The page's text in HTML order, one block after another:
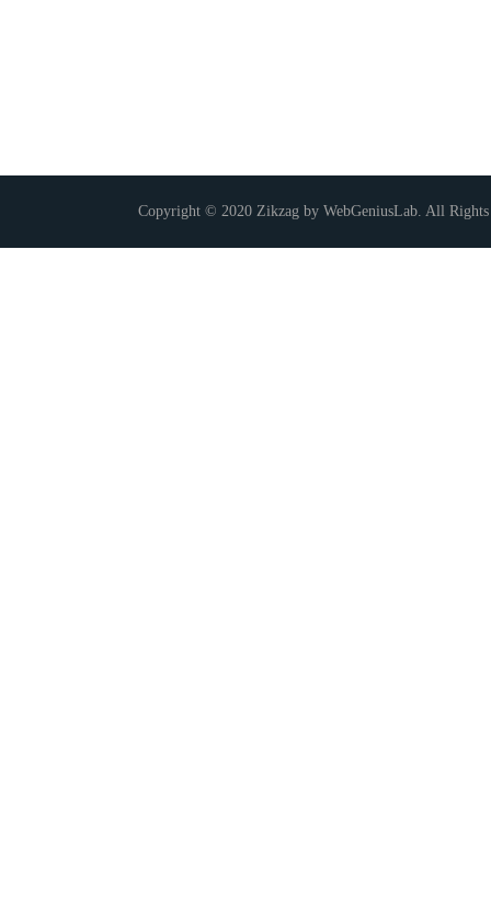
Copyright © 2020 Zikzag by WebGeniusLab. All Rights